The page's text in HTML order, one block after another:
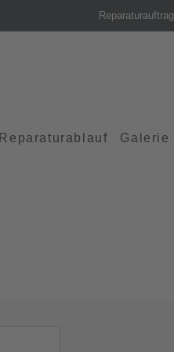
Reparaturauftrag
Reparaturablauf Galerie